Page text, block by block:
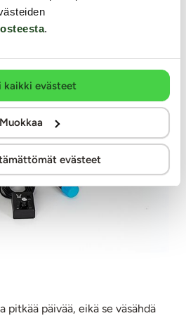
.
kaikki evästeet
Muokkaa
evästeet
pitkää päivää, eikä se väsähdä